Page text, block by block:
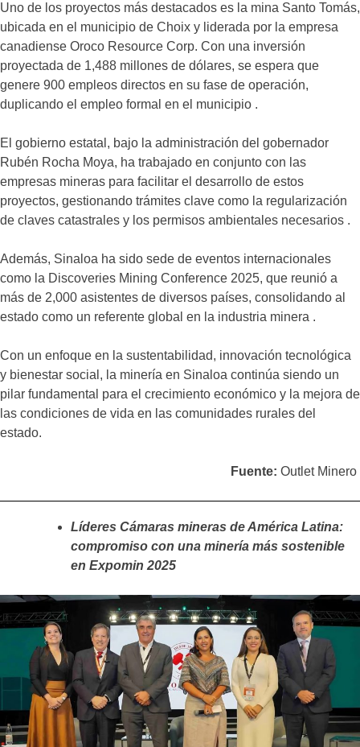
Uno de los proyectos más destacados es la mina Santo Tomás,
ubicada en el municipio de Choix y liderada por la empresa
canadiense Oroco Resource Corp. Con una inversión
proyectada de 1,488 millones de dólares, se espera que
genere 900 empleos directos en su fase de operación,
duplicando el empleo formal en el municipio .
El gobierno estatal, bajo la administración del gobernador
Rubén Rocha Moya, ha trabajado en conjunto con las
empresas mineras para facilitar el desarrollo de estos
proyectos, gestionando trámites clave como la regularización
de claves catastrales y los permisos ambientales necesarios .
Además, Sinaloa ha sido sede de eventos internacionales
como la Discoveries Mining Conference 2025, que reunió a
más de 2,000 asistentes de diversos países, consolidando al
estado como un referente global en la industria minera .
Con un enfoque en la sustentabilidad, innovación tecnológica
y bienestar social, la minería en Sinaloa continúa siendo un
pilar fundamental para el crecimiento económico y la mejora de
las condiciones de vida en las comunidades rurales del
estado.
Fuente: Outlet Minero
Líderes Cámaras mineras de América Latina:
compromiso con una minería más sostenible
en Expomin 2025